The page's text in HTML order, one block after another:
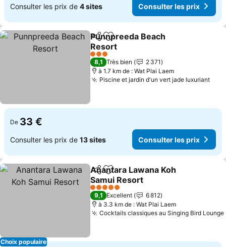
Consulter les prix de 4 sites Consulter les prix
PartagerAjouter à mes favoris
Punnpreeda Beach
Resort
Consulter les prix
3 Étoiles
8,1 Très bien
2 371
à 1.7 km de : Wat Plai Laem
Piscine et jardin d'un vert jade luxuriant
De 33 €
Consulter les prix de 13 sites Consulter les prix
Choix populaire
PartagerAjouter à mes favoris
Anantara Lawana Koh
Samui Resort
Consulter les prix
5 Étoiles
9,1 Excellent
6 812
à 3.3 km de : Wat Plai Laem
Cocktails classiques au Singing Bird Lounge